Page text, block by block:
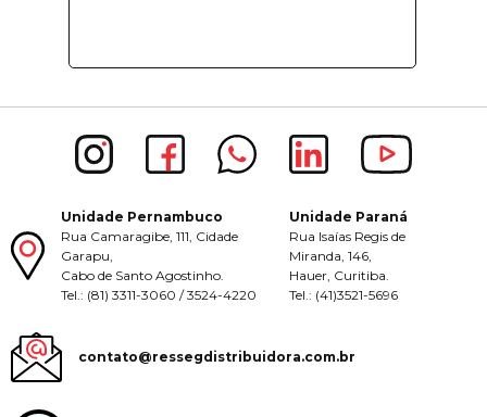
Unidade Pernambuco
Rua Camaragibe, 111, Cidade
Garapu,
Cabo de Santo Agostinho.
Tel.: (81) 3311-3060 / 3524-4220
Unidade Paraná
Rua Isaías Regis de
Miranda, 146,
Hauer, Curitiba.
Tel.: (41)3521-5696
contato@ressegdistribuidora.com.br